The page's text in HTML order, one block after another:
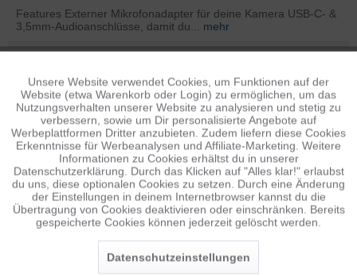
Features Externer Mikrofonadapter für deine Kamera USB-C- &
3,5mm-Audioanschlüsse, damit du...
mehr
Bewertungen lesen, schreiben und diskutieren...mehr
ÄHNLICHE ARTIKEL
Diese Artikel sind dem Produkt ähnlich ...mehr
Persönliche Empfehlungen
Funktionale Aktiv
Tracking Inaktiv
Personalisierung Inaktiv
Service Inaktiv
Unsere Website verwendet Cookies, um Funktionen auf der
Website (etwa Warenkorb oder Login) zu ermöglichen, um das
Nutzungsverhalten unserer Website zu analysieren und stetig zu
verbessern, sowie um Dir personalisierte Angebote auf
Werbeplattformen Dritter anzubieten. Zudem liefern diese Cookies
Erkenntnisse für Werbeanalysen und Affiliate-Marketing. Weitere
Informationen zu Cookies erhältst du in unserer
Datenschutzerklärung. Durch das Klicken auf "Alles klar!" erlaubst
du uns, diese optionalen Cookies zu setzen. Durch eine Änderung
der Einstellungen in deinem Internetbrowser kannst du die
Übertragung von Cookies deaktivieren oder einschränken. Bereits
gespeicherte Cookies können jederzeit gelöscht werden.
Datenschutzeinstellungen